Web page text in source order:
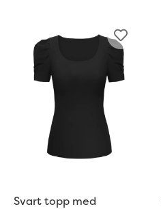
Svart topp med